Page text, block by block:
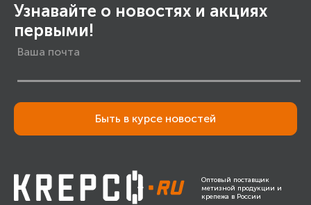
Узнавайте о новостях и акциях
первыми!
Быть в курсе новостей
Оптовый поставщик
метизной продукции и
крепежа в России